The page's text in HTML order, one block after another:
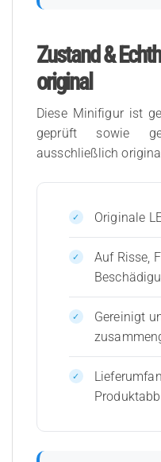
Zustand &
original
Diese Minifigur ist
geprüft sowie
ausschließlich
Originale
Auf Risse,
Gereinigt